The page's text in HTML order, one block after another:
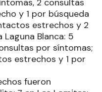
y 1 por búsqueda
estrechos y 2
Blanca: 5
por síntomas;
estrechos y 1 por
fueron